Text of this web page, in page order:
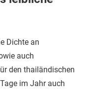
Dichte an
auch
den thailändischen
im Jahr auch